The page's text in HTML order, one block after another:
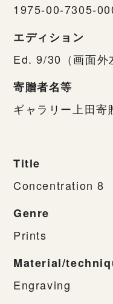
1975-00-7305-
エディション
Ed. 9/30（画面外
寄贈者名等
ギャラリー上田寄
Title
Concentration 8
Genre
Prints
Material/
Engraving